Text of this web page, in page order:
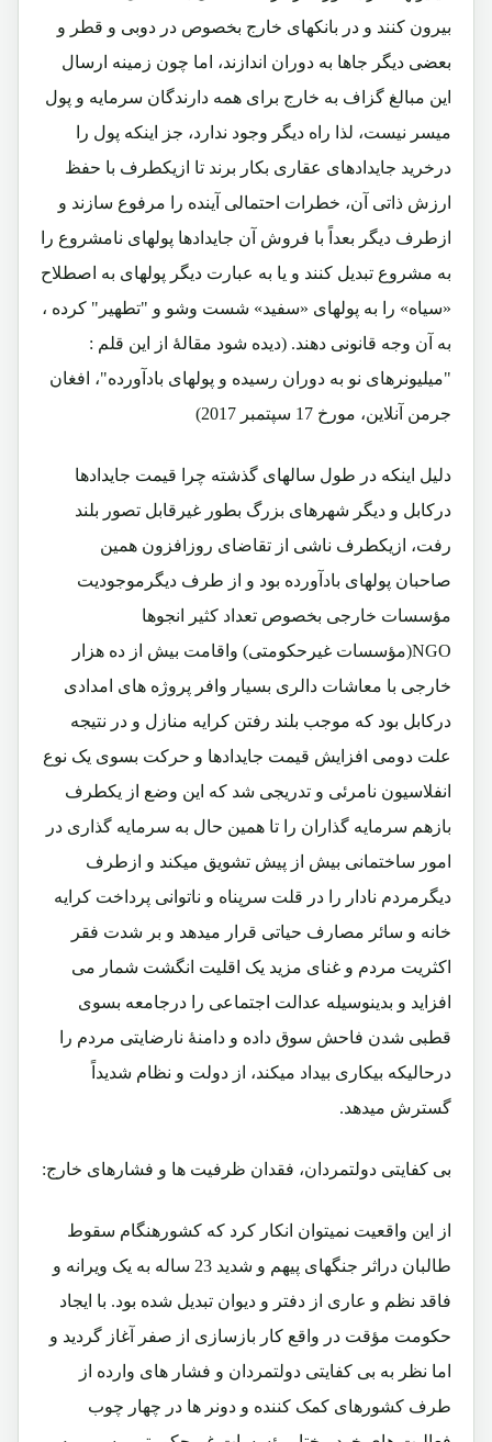
بیرون کنند و در بانکهای خارج بخصوص در دوبی و قطر و
بعضی دیگر جاها به دوران اندازند، اما چون زمینه ارسال
این مبالغ گزاف به خارج برای همه دارندگان سرمایه و پول
میسر نیست، لذا راه دیگر وجود ندارد، جز اینکه پول را
درخرید جایدادهای عقاری بکار برند تا ازیکطرف با حفظ
ارزش ذاتی آن، خطرات احتمالی آینده را مرفوع سازند و
ازطرف دیگر بعداً با فروش آن جایدادها پولهای نامشروع را
به مشروع تبدیل کنند و یا به عبارت دیگر پولهای به اصطلاح
«سیاه» را به پولهای «سفید» شست وشو و "تطهیر" کرده ،
به آن وجه قانونی دهند. (دیده شود مقالۀ از این قلم :
"میلیونرهای نو به دوران رسیده و پولهای بادآورده"، افغان
جرمن آنلاین، مورخ 17 سپتمبر 2017)
دلیل اینکه در طول سالهای گذشته چرا قیمت جایدادها
درکابل و دیگر شهرهای بزرگ بطور غیرقابل تصور بلند
رفت، ازیکطرف ناشی از تقاضای روزافزون همین
صاحبان پولهای بادآورده بود و از طرف دیگرموجودیت
مؤسسات خارجی بخصوص تعداد کثیر انجوها
NGO(مؤسسات غیرحکومتی) واقامت بیش از ده هزار
خارجی با معاشات دالری بسیار وافر پروژه های امدادی
درکابل بود که موجب بلند رفتن کرایه منازل و در نتیجه
علت دومی افزایش قیمت جایدادها و حرکت بسوی یک نوع
انفلاسیون نامرئی و تدریجی شد که این وضع از یکطرف
بازهم سرمایه گذاران را تا همین حال به سرمایه گذاری در
امور ساختمانی بیش از پیش تشویق میکند و ازطرف
دیگرمردم نادار را در قلت سرپناه و ناتوانی پرداخت کرایه
خانه و سائر مصارف حیاتی قرار میدهد و بر شدت فقر
اکثریت مردم و غنای مزید یک اقلیت انگشت شمار می
افزاید و بدینوسیله عدالت اجتماعی را درجامعه بسوی
قطبی شدن فاحش سوق داده و دامنۀ نارضایتی مردم را
درحالیکه بیکاری بیداد میکند، از دولت و نظام شدیداً
گسترش میدهد.
بی کفایتی دولتمردان، فقدان ظرفیت ها و فشارهای خارج:
از این واقعیت نمیتوان انکار کرد که کشورهنگام سقوط
طالبان دراثر جنگهای پیهم و شدید 23 ساله به یک ویرانه و
فاقد نظم و عاری از دفتر و دیوان تبدیل شده بود. با ایجاد
حکومت مؤقت در واقع کار بازسازی از صفر آغاز گردید و
اما نظر به بی کفایتی دولتمردان و فشار های وارده از
طرف کشورهای کمک کننده و دونر ها در چهار چوب